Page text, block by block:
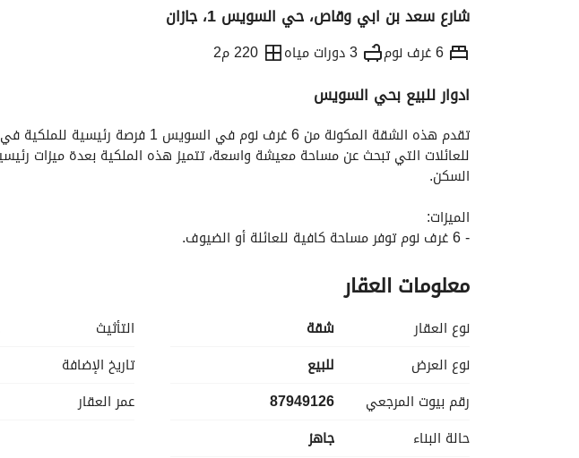
شارع سعد بن ابي وقاص، حي السويس 1، جازان
6 غرف نوم 3 دورات مياه 220 م2
التفاصيل
ادوار للبيع بحي السويس
السكن.
الميزات:
- 6 غرف نوم توفر مساحة كافية للعائلة أو الضيوف.
- تقع في منطقة السويس 1 التي تبحث عنها، والمعروفة بإمكانية الوصول إليها وإحساس المجتمع.
- مزودة بوسائل الراحة الأساسية مثل:
- الكهرباء لتوفير الطاقة المستمرة.
- إمدادات المياه لضمان تدفق ثابت من المياه النظيفة.
- نظام الصرف الصحي لإدارة النفايات بشكل فعال.
للضيوف.
معلومات العقار
نوع العقار
شقة
نوع العرض
للبيع
رقم بيوت المرجعي
87949126
حالة البناء
جاهز
التأثيث
تاريخ الإضافة
عمر العقار